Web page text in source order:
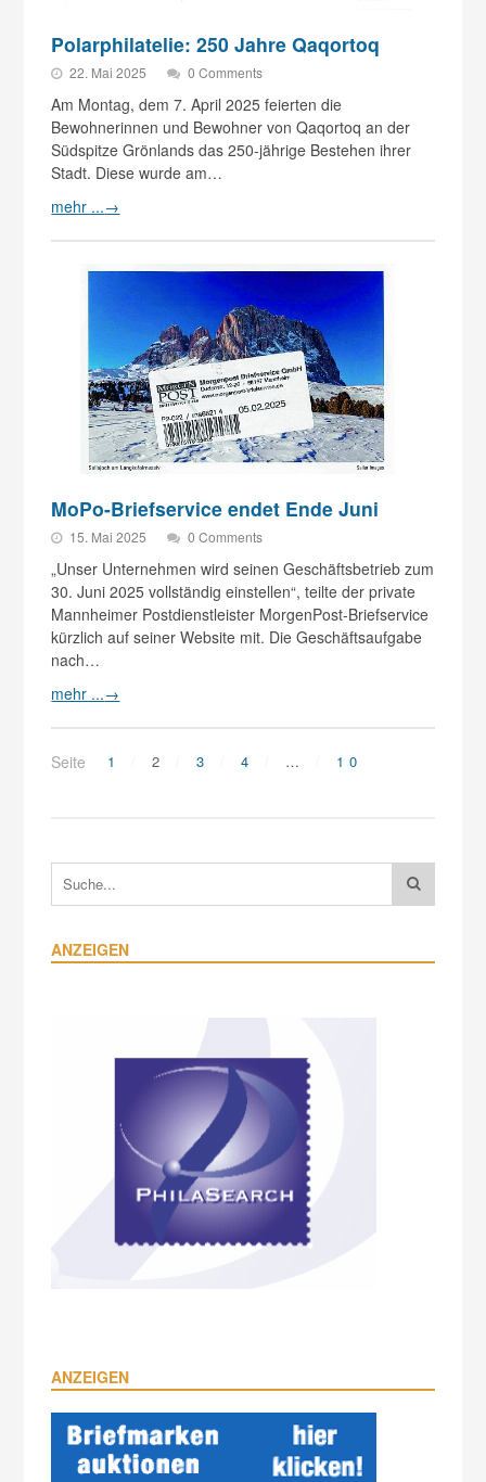
Polarphilatelie: 250 Jahre Qaqortoq
22. Mai 2025 0 Comments
Am Montag, dem 7. April 2025 feierten die
Bewohnerinnen und Bewohner von Qaqortoq an der
Südspitze Grönlands das 250-jährige Bestehen ihrer
Stadt. Diese wurde am…
mehr ...→
MoPo-Briefservice endet Ende Juni
15. Mai 2025 0 Comments
„Unser Unternehmen wird seinen Geschäftsbetrieb zum
30. Juni 2025 vollständig einstellen“, teilte der private
Mannheimer Postdienstleister MorgenPost-Briefservice
kürzlich auf seiner Website mit. Die Geschäftsaufgabe
nach…
mehr ...→
Seite 1 2 3 4 … 10
ANZEIGEN
ANZEIGEN